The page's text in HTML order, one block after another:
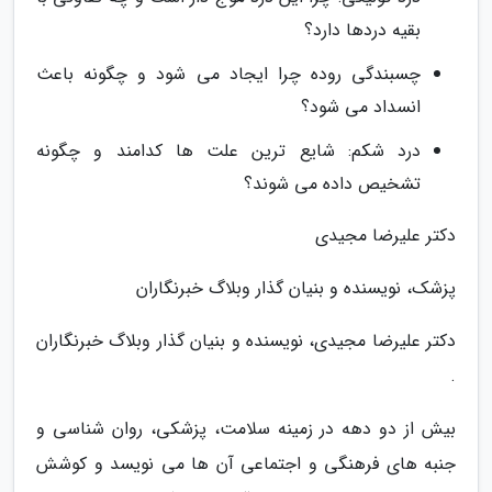
بقیه دردها دارد؟
چسبندگی روده چرا ایجاد می شود و چگونه باعث
انسداد می شود؟
درد شکم: شایع ترین علت ها کدامند و چگونه
تشخیص داده می شوند؟
دکتر علیرضا مجیدی
پزشک، نویسنده و بنیان گذار وبلاگ خبرنگاران
دکتر علیرضا مجیدی، نویسنده و بنیان گذار وبلاگ خبرنگاران
.
بیش از دو دهه در زمینه سلامت، پزشکی، روان شناسی و
جنبه های فرهنگی و اجتماعی آن ها می نویسد و کوشش